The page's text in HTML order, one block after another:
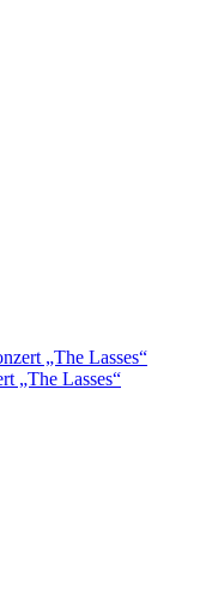
„The Lasses“
„The Lasses“